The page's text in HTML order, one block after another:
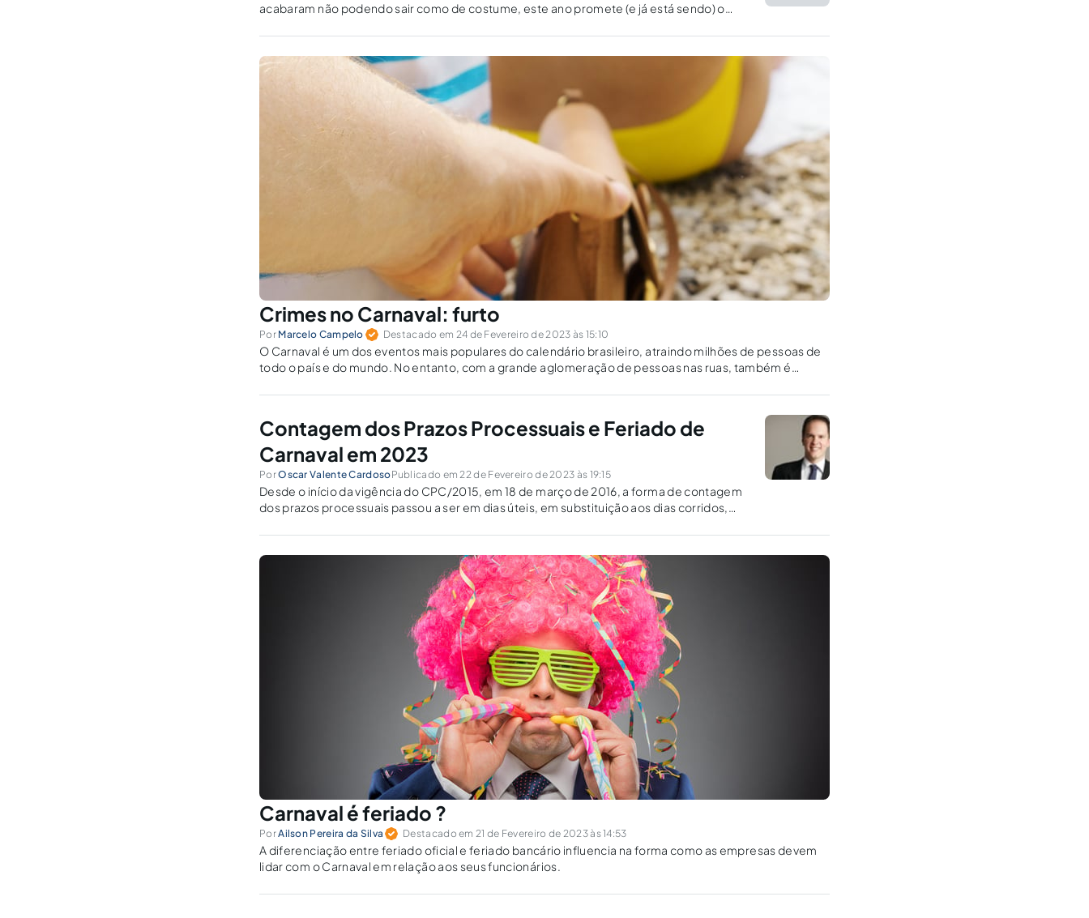
acabaram não podendo sair como de costume, este ano promete (e já está sendo) o
Crimes no Carnaval: furto
Por Marcelo Campelo Destacado em 24 de Fevereiro de 2023 às 15:10
O Carnaval é um dos eventos mais populares do calendário brasileiro, atraindo milhões de pessoas de
todo o país e do mundo. No entanto, com a grande aglomeração de pessoas nas ruas, também é
Contagem dos Prazos Processuais e Feriado de
Carnaval em 2023
PorOscar Valente CardosoPublicado em 22 de Fevereiro de 2023 às 19:15
Desde o início da vigência do CPC/2015, em 18 de março de 2016, a forma de contagem
dos prazos processuais passou a ser em dias úteis, em substituição aos dias corridos,
Carnaval é feriado ?
PorAilson Pereira da Silva Destacado em 21 de Fevereiro de 2023 às 14:53
A diferenciação entre feriado oficial e feriado bancário influencia na forma como as empresas devem
lidar com o Carnaval em relação aos seus funcionários.